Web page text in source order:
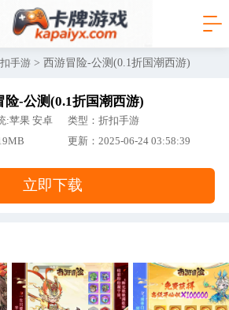
手游 > 西游冒险-公测(0.1折国潮西游)
险-公测(0.1折国潮西游)
:苹果 安卓
类型：折扣手游
更新：2025-06-24 03:58:39
立即下载